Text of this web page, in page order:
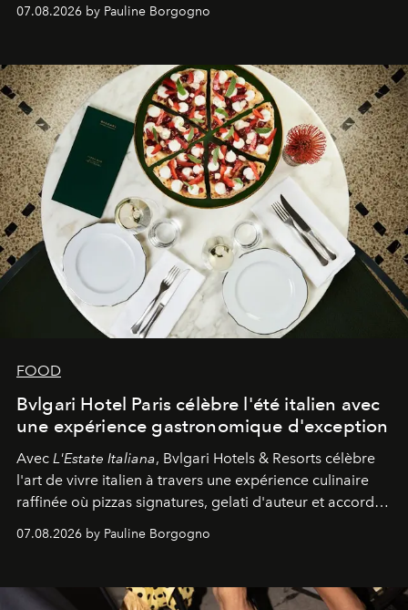
07.08.2026 by Pauline Borgogno
FOOD
Bvlgari Hotel Paris célèbre l'été italien avec
une expérience gastronomique d'exception
Avec L'Estate Italiana, Bvlgari Hotels & Resorts célèbre
l'art de vivre italien à travers une expérience culinaire
raffinée où pizzas signatures, gelati d'auteur et accords
d'exception composent un véritable voyage sensoriel.
07.08.2026 by Pauline Borgogno